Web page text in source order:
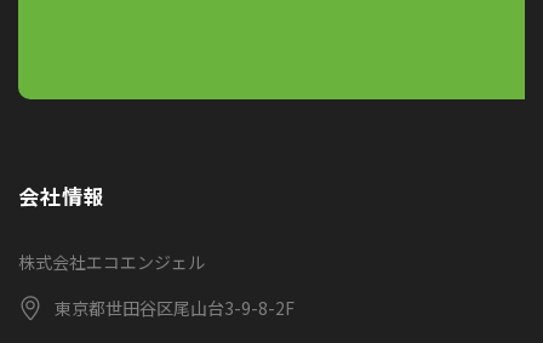
会社情報
株式会社エコエンジェル
東京都世田谷区尾山台3-9-8-2F